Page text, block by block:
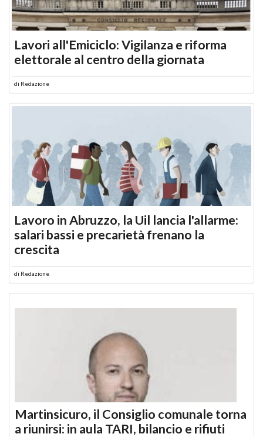
Lavori all'Emiciclo: Vigilanza e riforma
elettorale al centro della giornata
di Redazione
Lavoro in Abruzzo, la Uil lancia l'allarme:
salari bassi e precarietà frenano la
crescita
di Redazione
Martinsicuro, il Consiglio comunale torna
a riunirsi: in aula TARI, bilancio e rifiuti